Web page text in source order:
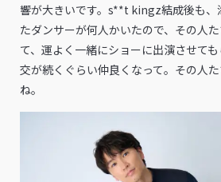
響が大きいです。s**t kingz結成後も、
たダンサーが何人かいたので、その人
て、運よく一緒にショーに出演させて
交が続くぐらい仲良くなって。その人
ね。